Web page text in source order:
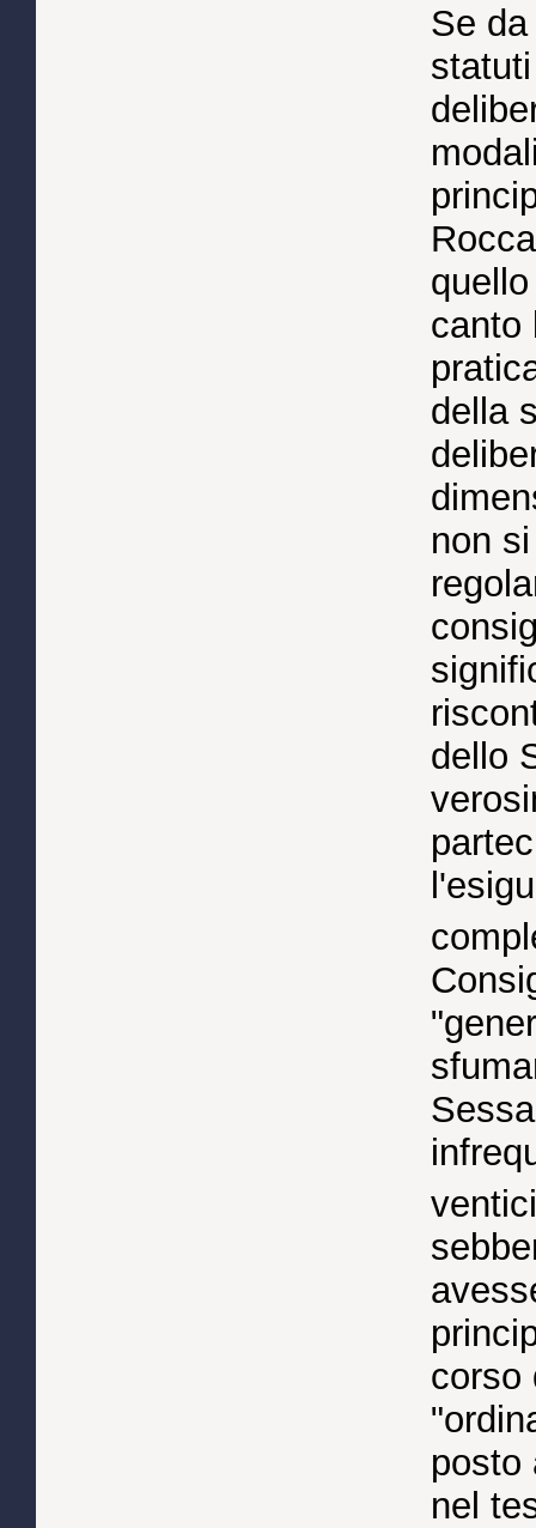
Se
canto
della
non
dello
corso
posto
nel